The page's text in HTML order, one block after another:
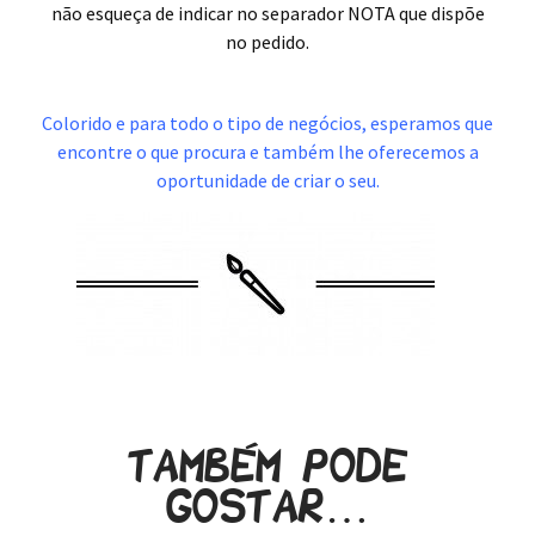
não esqueça de indicar no separador NOTA que dispõe
no pedido.
Colorido e para todo o tipo de negócios, esperamos que
encontre o que procura e também lhe oferecemos a
oportunidade de criar o seu.
Também pode
gostar…